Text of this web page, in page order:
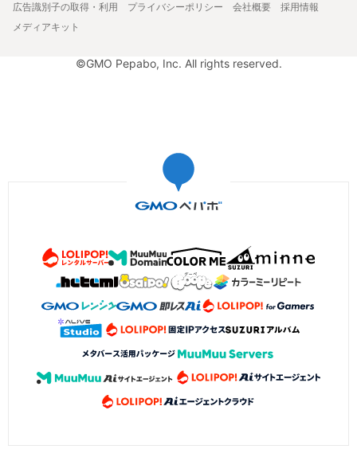
広告識別子の取得・利用
プライバシーポリシー 会社概要
採用情報
メディアキット
©GMO Pepabo, Inc. All rights reserved.